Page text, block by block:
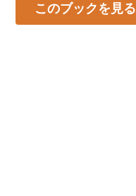
このブックを見る